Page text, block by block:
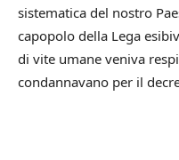
sistematica del nostro
capopolo della Lega
di vite umane veniva
condannavano per il